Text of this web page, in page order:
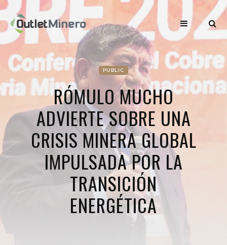
PUBLIC
RÓMULO MUCHO
ADVIERTE SOBRE UNA
CRISIS MINERA GLOBAL
IMPULSADA POR LA
TRANSICIÓN
ENERGÉTICA